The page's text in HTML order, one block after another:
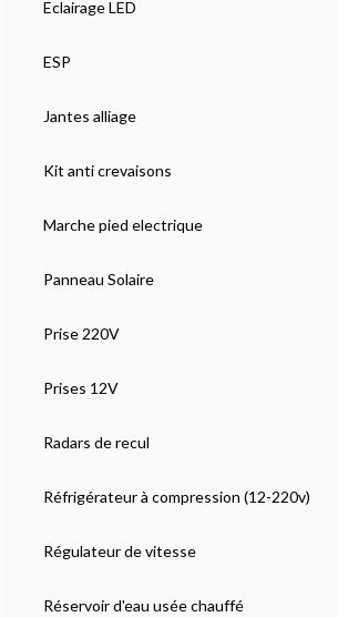
Eclairage LED
ESP
Jantes alliage
Kit anti crevaisons
Marche pied electrique
Panneau Solaire
Prise 220V
Prises 12V
Radars de recul
Réfrigérateur à compression (12-220v)
Régulateur de vitesse
Réservoir d'eau usée chauffé